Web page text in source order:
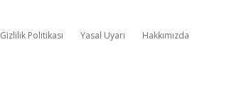
Gizlilik Politikası Yasal Uyarı Hakkımızda